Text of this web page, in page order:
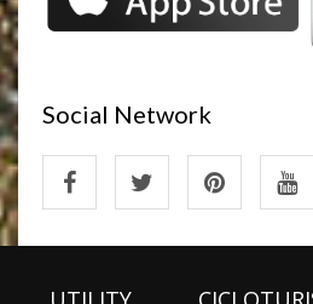
Social Network